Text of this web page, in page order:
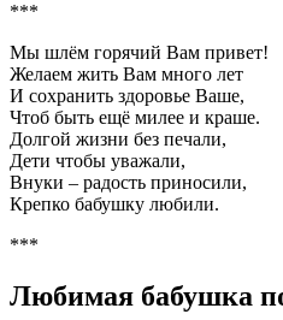
***
Мы шлём горячий Вам привет!
Желаем жить Вам много лет
И сохранить здоровье Ваше,
Чтоб быть ещё милее и краше.
Долгой жизни без печали,
Дети чтобы уважали,
Внуки – радость приносили,
Крепко бабушку любили.
***
Любимая бабушка